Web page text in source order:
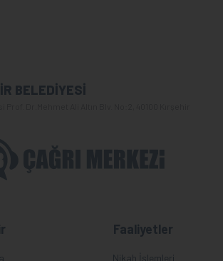
BELEDİYESİ
Faaliyetler
Nikah İşlemleri